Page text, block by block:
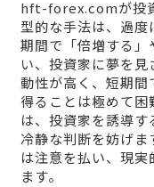
hft-forex.comが投
型的な手法は、過度
期間で「倍増する
い、投資家に夢を
動性が高く、短期間
得ることは極めて
は、投資家を誘導す
冷静な判断を妨げま
は注意を払い、現
ます。